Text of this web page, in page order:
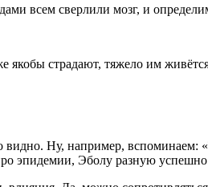
всем сверлили мозг, и
якобы страдают, тяжело им
Ну, например,
эпидемии, Эболу разную успешно